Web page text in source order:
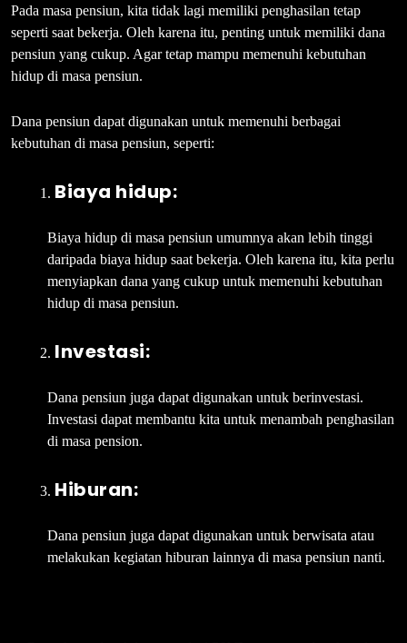
Pada masa pensiun, kita tidak lagi memiliki penghasilan tetap
seperti saat bekerja. Oleh karena itu, penting untuk memiliki dana
pensiun yang cukup. Agar tetap mampu memenuhi kebutuhan
hidup di masa pensiun.
Dana pensiun dapat digunakan untuk memenuhi berbagai
kebutuhan di masa pensiun, seperti:
Biaya hidup:
Biaya hidup di masa pensiun umumnya akan lebih tinggi
daripada biaya hidup saat bekerja. Oleh karena itu, kita perlu
menyiapkan dana yang cukup untuk memenuhi kebutuhan
hidup di masa pensiun.
Investasi:
Dana pensiun juga dapat digunakan untuk berinvestasi.
Investasi dapat membantu kita untuk menambah penghasilan
di masa pension.
Hiburan:
Dana pensiun juga dapat digunakan untuk berwisata atau
melakukan kegiatan hiburan lainnya di masa pensiun nanti.